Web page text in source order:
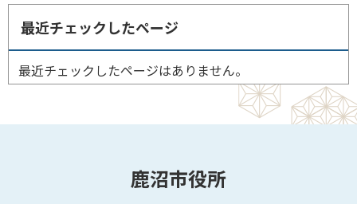
最近チェックしたページ
最近チェックしたページはありません。
鹿沼市役所